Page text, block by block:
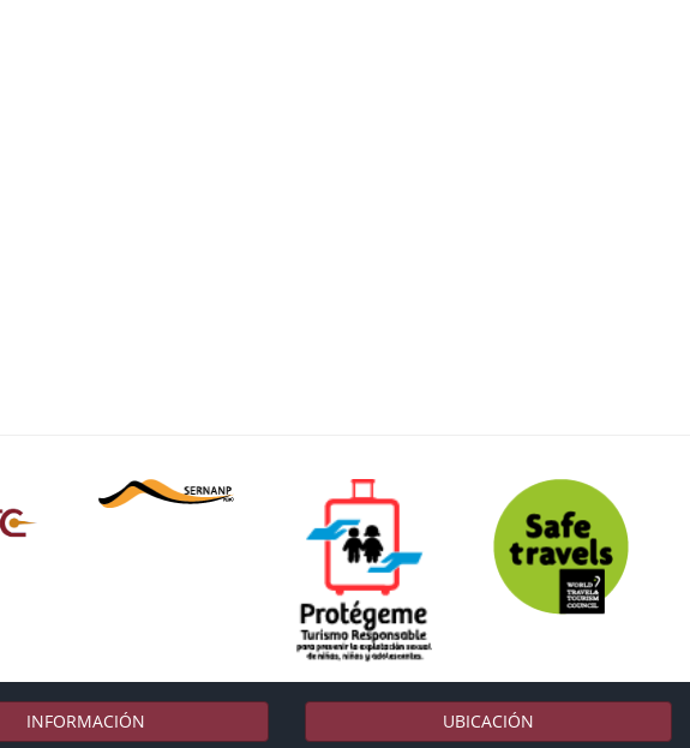
INFORMACIÓN UBICACIÓN